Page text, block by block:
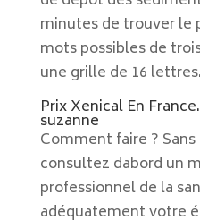
minutes de trouver le
mots possibles de
une grille de 16 lettres.
Prix Xenical En
suzanne
Comment faire ?
consultez dabord un
professionnel de la
adéquatement votre